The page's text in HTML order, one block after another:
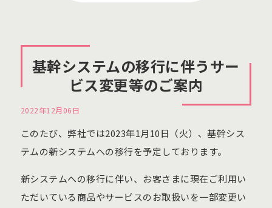
基幹システムの移行に伴うサー
ビス変更等のご案内
2022年12月06日
このたび、弊社では2023年1月10日（火）、基幹シス
テムの新システムへの移行を予定しております。
新システムへの移行に伴い、お客さまに現在ご利用い
ただいている商品やサービスのお取扱いを一部変更い